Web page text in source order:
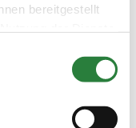
bereitgestellt